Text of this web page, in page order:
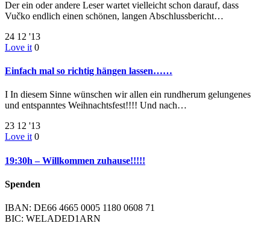
Der ein oder andere Leser wartet vielleicht schon darauf, dass
Vučko endlich einen schönen, langen Abschlussbericht…
24 12 '13
Love it 0
Einfach mal so richtig hängen lassen……
I In diesem Sinne wünschen wir allen ein rundherum gelungenes
und entspanntes Weihnachtsfest!!!! Und nach…
23 12 '13
Love it 0
19:30h – Willkommen zuhause!!!!!
Spenden
IBAN: DE66 4665 0005 1180 0608 71
BIC: WELADED1ARN